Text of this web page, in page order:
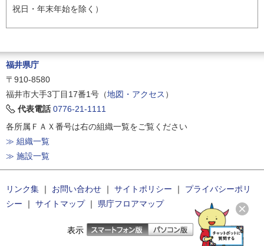
祝日・年末年始を除く）
福井県庁
〒910-8580
福井市大手3丁目17番1号（地図・アクセス ）
代表電話 0776-21-1111
各所属ＦＡＸ番号は右の組織一覧をご覧ください
≫ 組織一覧
≫ 施設一覧
リンク集 ｜ お問い合わせ ｜ サイトポリシー ｜
プライバシーポリ
シー ｜ サイトマップ｜ 県庁フロアマップ
表示